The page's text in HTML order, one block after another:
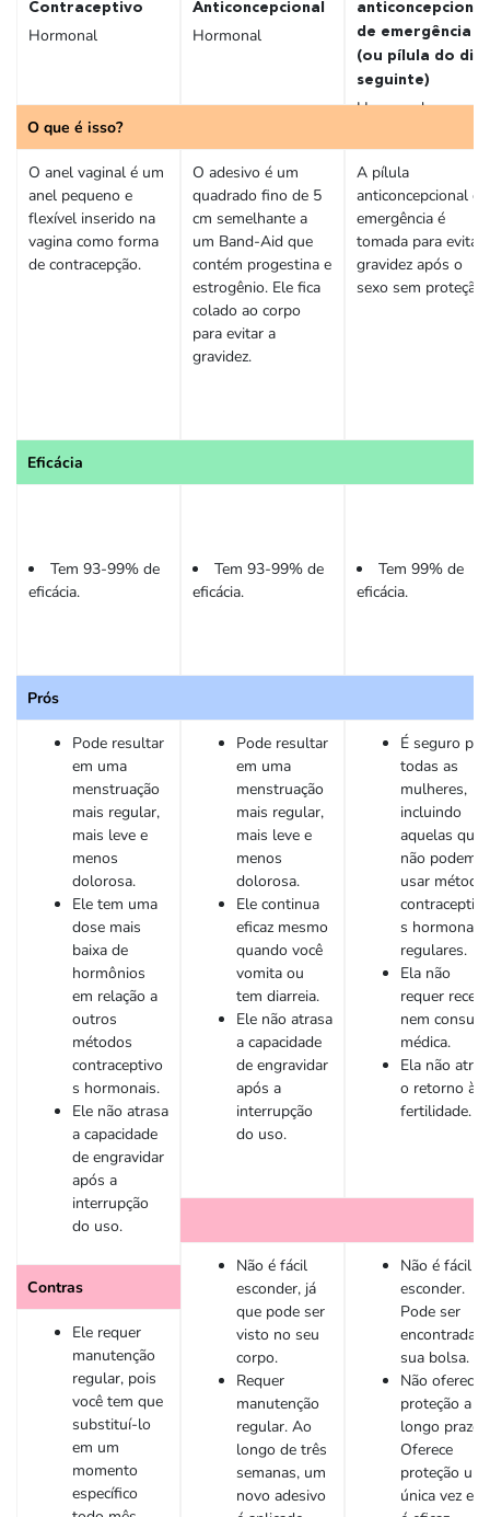
Contraceptivo
Hormonal
O que é isso?
O anel vaginal é um
anel pequeno e
flexível inserido na
vagina como forma
de contracepção.
Eficácia
Tem 93-99% de
eficácia.
Prós
Pode resultar
em uma
menstruação
mais regular,
mais leve e
menos
dolorosa.
Ele tem uma
dose mais
baixa de
hormônios
em relação a
outros
métodos
contraceptivo
s hormonais.
Ele não atrasa
a capacidade
de engravidar
após a
interrupção
do uso.
Contras
Ele requer
manutenção
regular, pois
você tem que
substituí-lo
em um
momento
específico
Anticoncepcional
Hormonal
O adesivo é um
quadrado fino de 5
cm semelhante a
um Band-Aid que
contém progestina e
estrogênio. Ele fica
colado ao corpo
para evitar a
gravidez.
Tem 93-99% de
eficácia.
Pode resultar
em uma
menstruação
mais regular,
mais leve e
menos
dolorosa.
Ele continua
eficaz mesmo
quando você
vomita ou
tem diarreia.
Ele não atrasa
a capacidade
de engravidar
após a
interrupção
do uso.
Não é fácil
esconder, já
que pode ser
visto no seu
corpo.
Requer
manutenção
regular. Ao
longo de três
semanas, um
novo adesivo
anticoncepcional
de emergência
(ou pílula do dia
seguinte)
Hormonal
A pílula
anticoncepcional de
emergência é
tomada para evitar
gravidez após o
sexo sem proteção.
Tem 99% de
eficácia.
É seguro
todas as
mulheres,
incluindo
aquelas que
não podem
usar
contraceptivo
s hormonais
regulares.
Ela não
requer
nem
médica.
Ela não
o retorno à
fertilidade.
Não é fácil
esconder.
Pode ser
encontrada
sua bolsa.
Não oferece
proteção a
longo prazo.
Oferece
proteção
única vez e